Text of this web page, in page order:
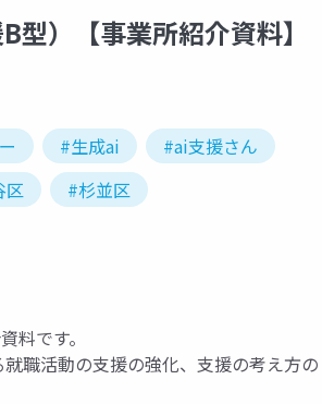
）【事業所紹介資料】
#生成ai
#ai支援さん
区
#杉並区
料です。
職活動の支援の強化、支援の考え方の